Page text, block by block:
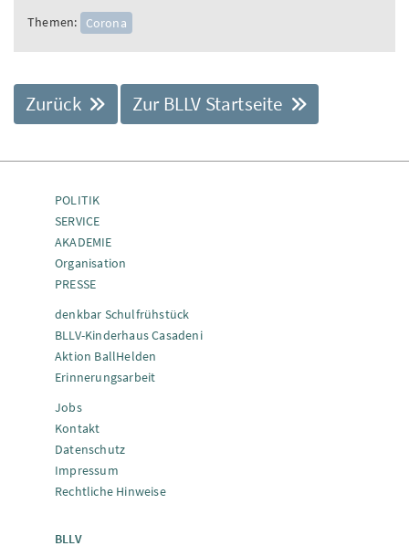
Themen:
Corona
Zurück Zur BLLV Startseite
POLITIK
SERVICE
AKADEMIE
Organisation
PRESSE
denkbar Schulfrühstück
BLLV-Kinderhaus Casadeni
Aktion BallHelden
Erinnerungsarbeit
Jobs
Kontakt
Datenschutz
Impressum
Rechtliche Hinweise
BLLV